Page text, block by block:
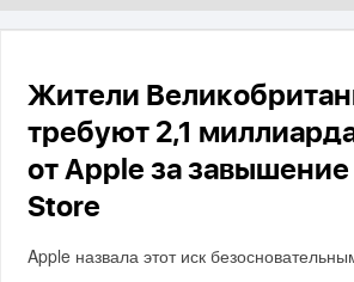
Жители
требуют 2,1
от Apple за завышение
Store
Apple назвала этот иск